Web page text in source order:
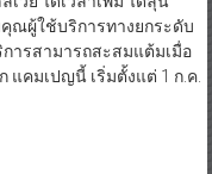
คุณผู้ใช้บริการทางยกระดับ
ารสามารถสะสมแต้มเมื่อ
คมเปญนี้ เริ่มตั้งแต่ 1 ก.ค.